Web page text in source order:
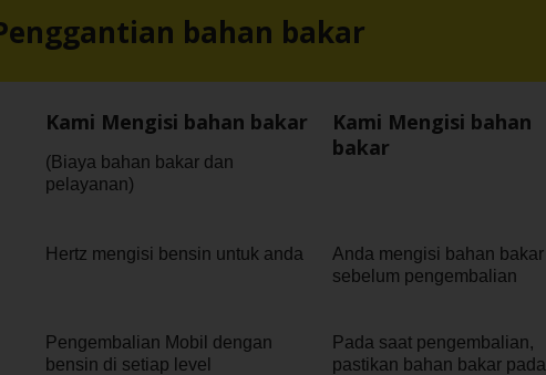
bahan bakar
Kami Mengisi bahan bakar
(Biaya bahan bakar dan
pelayanan)
Kami Mengisi bahan
bakar
Hertz mengisi bensin untuk anda
Anda mengisi bahan bakar
sebelum pengembalian
Pengembalian Mobil dengan
bensin di setiap level
Pada saat pengembalian,
pastikan bahan bakar pada